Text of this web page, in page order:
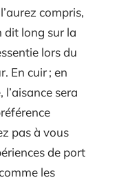
compris,
dit long sur la
lors du
En cuir ; en
sera
pas à vous
de port
les